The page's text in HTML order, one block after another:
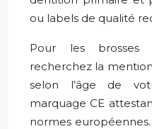
ou labels de qualité
Pour les brosses
recherchez la mention
selon l’âge de
marquage CE
normes